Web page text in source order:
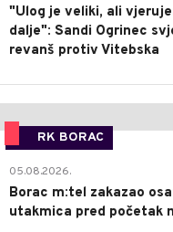
"Ulog je veliki, ali
dalje": Sandi Ogrinec
revanš protiv Vitebska
RK BORAC
05.08.2026.
Borac m:tel zakazao
utakmica pred početak